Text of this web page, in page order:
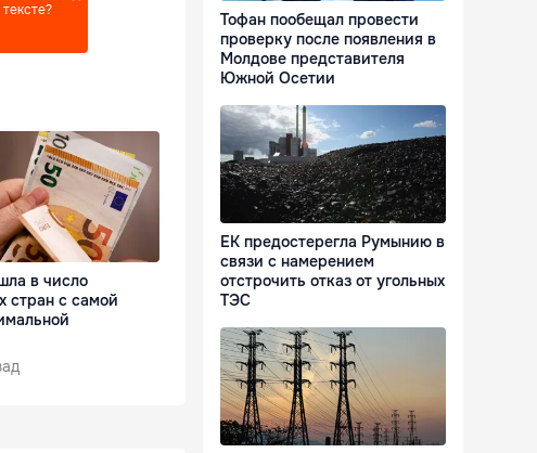
в число
стран с самой
Тофан пообещал провести
проверку после появления в
Молдове представителя
Южной Осетии
ЕК предостерегла Румынию в
связи с намерением
отстрочить отказ от угольных
ТЭС